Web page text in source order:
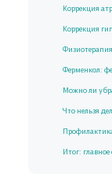
Коррекция
Коррекция
Ферменкол:
Можно ли
Что нельзя
Итог: